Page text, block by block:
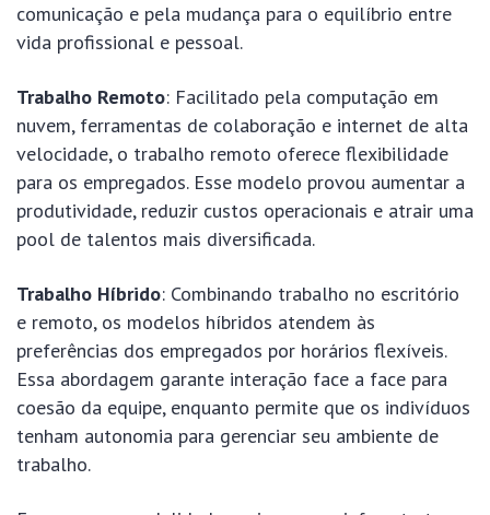
comunicação e pela mudança para o equilíbrio entre
vida profissional e pessoal.
Trabalho Remoto: Facilitado pela computação em
nuvem, ferramentas de colaboração e internet de alta
velocidade, o trabalho remoto oferece flexibilidade
para os empregados. Esse modelo provou aumentar a
produtividade, reduzir custos operacionais e atrair uma
pool de talentos mais diversificada.
Trabalho Híbrido: Combinando trabalho no escritório
e remoto, os modelos híbridos atendem às
preferências dos empregados por horários flexíveis.
Essa abordagem garante interação face a face para
coesão da equipe, enquanto permite que os indivíduos
tenham autonomia para gerenciar seu ambiente de
trabalho.